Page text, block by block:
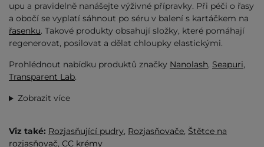
upu a pravidelně nanášejte výživné přípravky. Při péči o řasy
a obočí se vyplatí sáhnout po séru v balení s kartáčkem na
řasenku. Takové produkty obsahují složky, které pomáhají
regenerovat, posilovat a dělat chloupky elastickými.
Prohlédnout nabídku produktů značky Nanolash, Seapuri,
Transparent Lab.
Zobrazit více
Viz také: Rozjasňující pudry, Rozjasňovače, Štětce na
rozjasňovač, CC krémy